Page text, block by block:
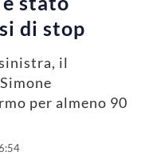
di stop
il
per almeno 90